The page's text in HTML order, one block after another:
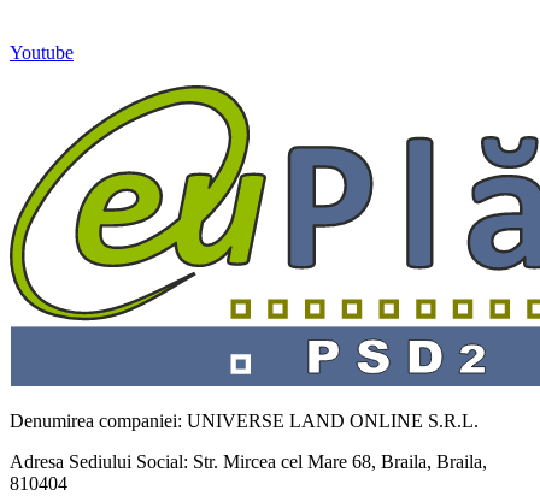
Youtube
Denumirea companiei: UNIVERSE LAND ONLINE S.R.L.
Adresa Sediului Social: Str. Mircea cel Mare 68, Braila, Braila,
810404